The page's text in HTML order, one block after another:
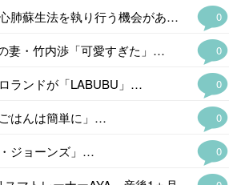
0
影山優佳「先日心肺蘇生法を執り行う機会がありました」…
0
妻・竹内渉「可愛すぎた」…
0
ランドが「LABUBU」…
0
はんは簡単に」…
0
ジョーンズ」…